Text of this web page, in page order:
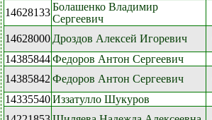
14628133Болашенко Владимир
Сергеевич
14628000 Дроздов Алексей Игоревич
14385844Федоров Антон Сергеевич
14385842 Федоров Антон Сергеевич
14335540Иззатулло Шукуров